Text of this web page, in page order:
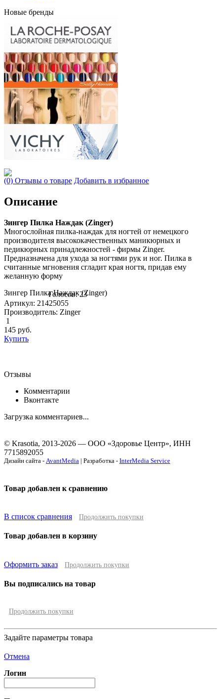
Новые бренды
(0) Отзывы о товаре Добавить в избранное
Описание
Зингер Пилка Наждак (Zinger)
Многослойная пилка-наждак для ногтей от немецкого
производителя высококачественных маникюрных и
педикюрных принадлежностей - фирмы Zinger.
Предназначена для ухода за ногтями рук и ног. Пилка в
считанные мгновения сгладит края ногтя, придав ему
желанную форму
Зингер Пилка Наждак (Zinger)
Голосов: 23
Артикул: 21425055
Производитель: Zinger
1
145 руб.
Купить
Отзывы
Комментарии
Вконтакте
Загрузка комментариев...
© Krasotia, 2013-2026 — ООО «Здоровье Центр», ИНН
7715892055
Дизайн сайта - AvantMedia | Разработка - InterMedia Service
Товар добавлен к сравнению
В список сравнения Продолжить покупки
Товар добавлен в корзину
Оформить заказ Продолжить покупки
Вы подписались на товар
Продолжить покупки
Задайте параметры товара
Отмена
Логин